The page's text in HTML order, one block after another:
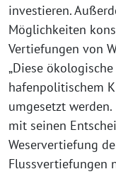
investieren.
Möglichkeiten
Vertiefungen von
„Diese
hafenpolitischem
umgesetzt
mit seinen
Weservertiefung
Flussvertiefungen